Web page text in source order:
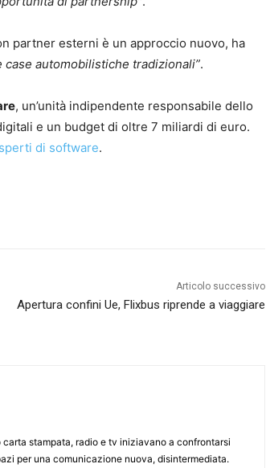
partner esterni è un approccio nuovo, ha
automobilistiche tradizionali”.
, un’unità indipendente responsabile dello
e un budget di oltre 7 miliardi di euro.
di software.
Articolo successivo
Apertura confini Ue, Flixbus riprende a viaggiare
stampata, radio e tv iniziavano a confrontarsi
per una comunicazione nuova, disintermediata.